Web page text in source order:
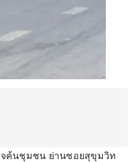
จค้นชุมชน ย่านซอยสุขุมวิท